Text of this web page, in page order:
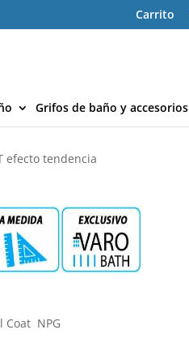
Carrito
Grifos de baño y accesorios
efecto tendencia
Coat NPG